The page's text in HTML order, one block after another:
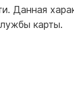
Данная
карты.